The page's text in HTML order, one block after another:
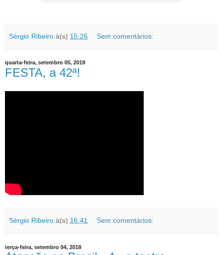
Sérgio Ribeiro à(s) 15:26 Sem comentários:
quarta-feira, setembro 05, 2018
FESTA, a 42ª!
Sérgio Ribeiro à(s) 16:41 Sem comentários:
terça-feira, setembro 04, 2018